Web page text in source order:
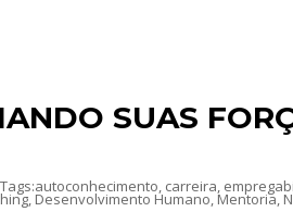
SUAS
autoconhecimento, carreira,
, Desenvolvimento Humano,Mentoria,